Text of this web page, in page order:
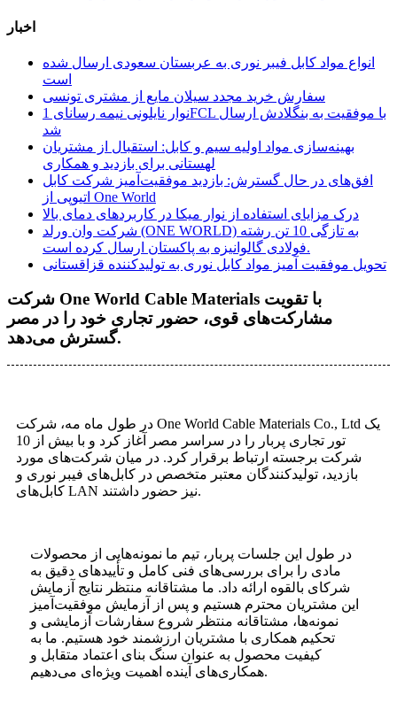
اخبار
انواع مواد کابل فیبر نوری به عربستان سعودی ارسال شده
است
سفارش خرید مجدد سیلان مایع از مشتری تونسی
نوار نایلونی نیمه رسانای 1FCL با موفقیت به بنگلادش ارسال
شد
بهینه‌سازی مواد اولیه سیم و کابل: استقبال از مشتریان
لهستانی برای بازدید و همکاری
افق‌های در حال گسترش: بازدید موفقیت‌آمیز شرکت کابل
اتیوپی از One World
درک مزایای استفاده از نوار میکا در کاربردهای دمای بالا
شرکت وان ورلد (ONE WORLD) به تازگی 10 تن رشته
فولادی گالوانیزه به پاکستان ارسال کرده است.
تحویل موفقیت آمیز مواد کابل نوری به تولیدکننده قزاقستانی
شرکت One World Cable Materials با تقویت
مشارکت‌های قوی، حضور تجاری خود را در مصر
گسترش می‌دهد.
در طول ماه مه، شرکت One World Cable Materials Co., Ltd یک
تور تجاری پربار را در سراسر مصر آغاز کرد و با بیش از 10
شرکت برجسته ارتباط برقرار کرد. در میان شرکت‌های مورد
بازدید، تولیدکنندگان معتبر متخصص در کابل‌های فیبر نوری و
کابل‌های LAN نیز حضور داشتند.
در طول این جلسات پربار، تیم ما نمونه‌هایی از محصولات
مادی را برای بررسی‌های فنی کامل و تأییدهای دقیق به
شرکای بالقوه ارائه داد. ما مشتاقانه منتظر نتایج آزمایش
این مشتریان محترم هستیم و پس از آزمایش موفقیت‌آمیز
نمونه‌ها، مشتاقانه منتظر شروع سفارشات آزمایشی و
تحکیم همکاری با مشتریان ارزشمند خود هستیم. ما به
کیفیت محصول به عنوان سنگ بنای اعتماد متقابل و
همکاری‌های آینده اهمیت ویژه‌ای می‌دهیم.